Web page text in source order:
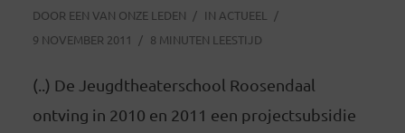
DOOR EEN VAN ONZE LEDEN IN ACTUEEL
9 NOVEMBER 2011
8 MINUTEN LEESTIJD
(..) De Jeugdtheaterschool Roosendaal
ontving in 2010 en 2011 een projectsubsidie